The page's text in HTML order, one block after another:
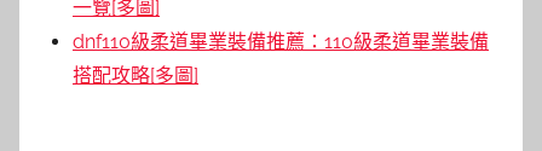
一覽[多圖]
dnf110級柔道畢業裝備推薦：110級柔道畢業裝備
搭配攻略[多圖]